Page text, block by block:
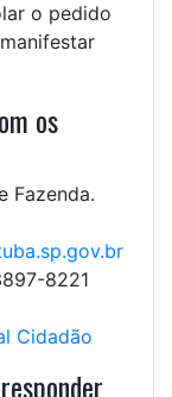
o pedido
os
Fazenda.
8221
Cidadão